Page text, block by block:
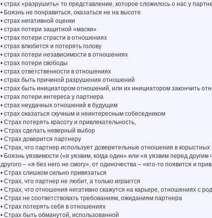
• страх «разрушить» то представление, которое сложилось о нас у
• Боязнь не понравиться, оказаться не на высоте
• страх негативной оценки
• страх потери защитной «маски»
• страх потери страсти в отношениях
• страх влюбится и потерять голову
• страх потери независимости в отношениях
• страх потери свободы
• страх ответственности в отношениях
• страх быть причиной разрушения отношений
• страх быть инициатором отношений, или их инициатором закончить
• страх потери интереса у партнера
• страх неудачных отношений в будущем
• страх оказаться скучным и неинтересным собеседником
• Страх потерять красоту и привлекательность,
• Страх сделать неверный выбор
• Страх доверится партнеру
• Страх, что партнер использует доверительные отношения в корыстных
• Боязнь уязвимости («я уязвим, когда один» или «я уязвим перед
другого – «я без него не смогу», от одиночества – «кто-то появится и
• Страх слишком сильно привязаться
• Страх, что партнер не любит, а только играется
• Страх, что отношения негативно скажутся на карьере, отношениях с
• Страх не соответствовать требованиям, ожиданиям партнера
• Страх потерять себя в отношениях
• Страх быть обманутой, использованной